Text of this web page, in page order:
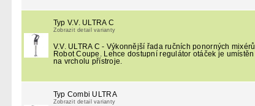
Typ V.V. ULTRA C
Zobrazit detail varianty
V.V. ULTRA C - Výkonnější řada ručních ponorných mixérů
Robot Coupe. Lehce dostupní regulátor otáček je umístěn
na vrcholu přístroje.
Typ Combi ULTRA
Zobrazit detail varianty